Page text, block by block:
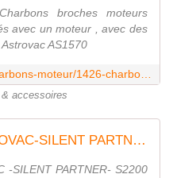
broches moteurs
avec un moteur , avec des
AS1570
accessoires
MOTEUR MODELE ASTROVAC-SILENT PARTNER- S2200 Moteur 117201 ASPIRATION
-SILENT PARTNER- S2200